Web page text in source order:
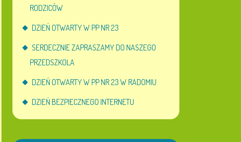
RODZICÓW
DZIEŃ OTWARTY W PP NR 23
SERDECZNIE ZAPRASZAMY DO NASZEGO
PRZEDSZKOLA
DZIEŃ OTWARTY W PP NR 23 W RADOMIU
DZIEŃ BEZPIECZNEGO INTERNETU